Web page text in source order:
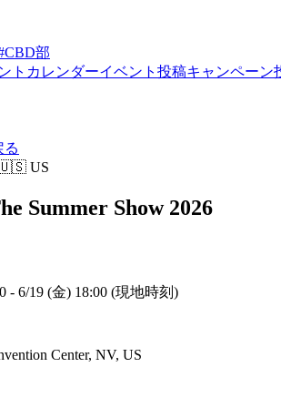
部
トカレンダーイベント投稿キャンペーン
る
US
Summer Show 2026
- 6/19 (金) 18:00 (現地時刻)
Center, NV, US